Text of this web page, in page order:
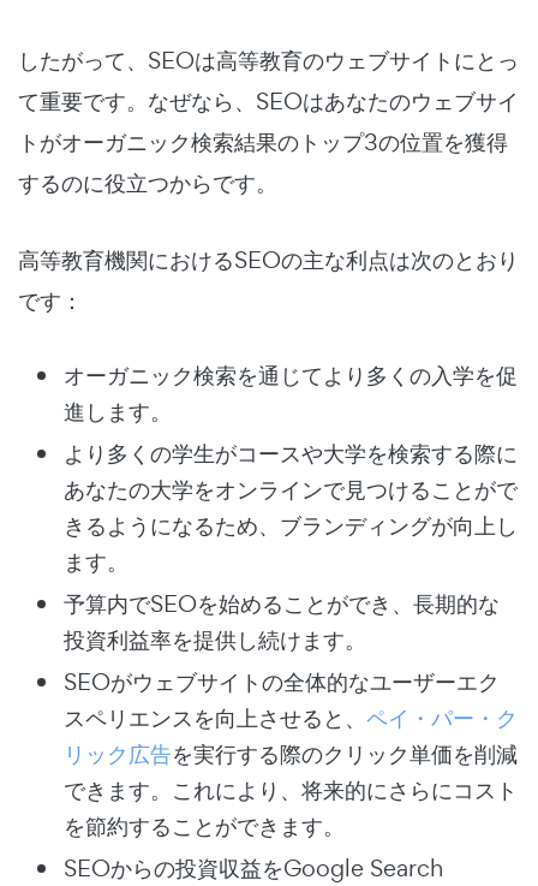
したがって、SEOは高等教育のウェブサイトにとっ
て重要です。なぜなら、SEOはあなたのウェブサイ
トがオーガニック検索結果のトップ3の位置を獲得
するのに役立つからです。
高等教育機関におけるSEOの主な利点は次のとおり
です：
オーガニック検索を通じてより多くの入学を促
進します。
より多くの学生がコースや大学を検索する際に
あなたの大学をオンラインで見つけることがで
きるようになるため、ブランディングが向上し
ます。
予算内でSEOを始めることができ、長期的な
投資利益率を提供し続けます。
SEOがウェブサイトの全体的なユーザーエク
スペリエンスを向上させると、 ペイ・パー・ク
リック広告を実行する際のクリック単価を削減
できます。これにより、将来的にさらにコスト
を節約することができます。
SEOからの投資収益をGoogle Search